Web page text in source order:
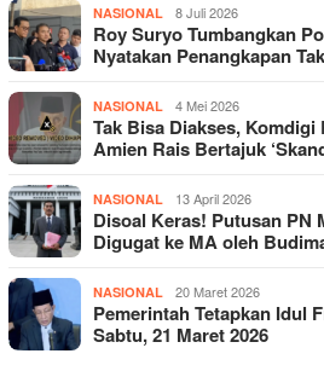
NASIONAL 8 Juli 2026
Roy Suryo Tumbangkan
Nyatakan Penangkapan
NASIONAL 4 Mei 2026
Tak Bisa Diakses,
Amien Rais Bertajuk
NASIONAL 13 April 2026
Disoal Keras! Putusan PN
Digugat ke MA oleh
NASIONAL 20 Maret 2026
Pemerintah Tetapkan Idul
Sabtu, 21 Maret 2026